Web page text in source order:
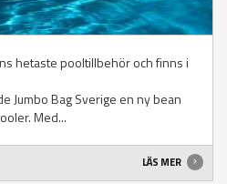
hetaste pooltillbehör och finns i
Jumbo Bag Sverige en ny bean
Med...
LÄS MER